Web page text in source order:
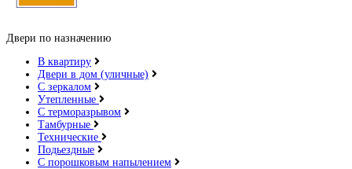
Двери по назначению
В квартиру
Двери в дом (уличные)
С зеркалом
Утепленные
С терморазрывом
Тамбурные
Технические
Подьездные
С порошковым напылением